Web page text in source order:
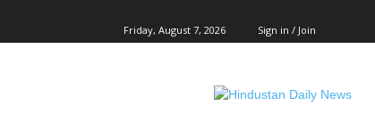
Friday, August 7, 2026 Sign in / Join